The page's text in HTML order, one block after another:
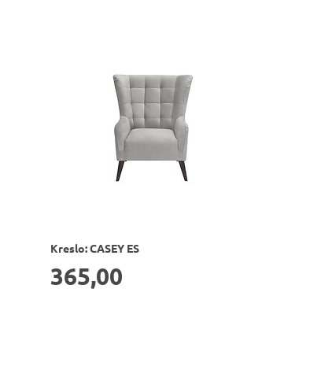
Kreslo: CASEY ES
365,00